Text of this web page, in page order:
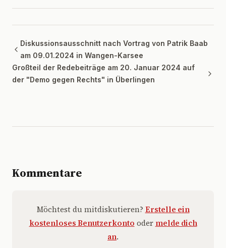
Diskussionsausschnitt nach Vortrag von Patrik Baab
am 09.01.2024 in Wangen-Karsee
Großteil der Redebeiträge am 20. Januar 2024 auf
der "Demo gegen Rechts" in Überlingen
Kommentare
Möchtest du mitdiskutieren? Erstelle ein
kostenloses Benutzerkonto oder melde dich
an.